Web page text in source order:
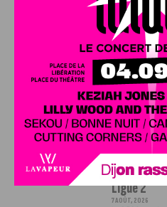
DFCO : RENCONTRE AVEC
L’ARTISAN DE LA MONTÉE
INFOS,
DFCO :
Deballon,
Ligue 2
7 AOÛT, 2026